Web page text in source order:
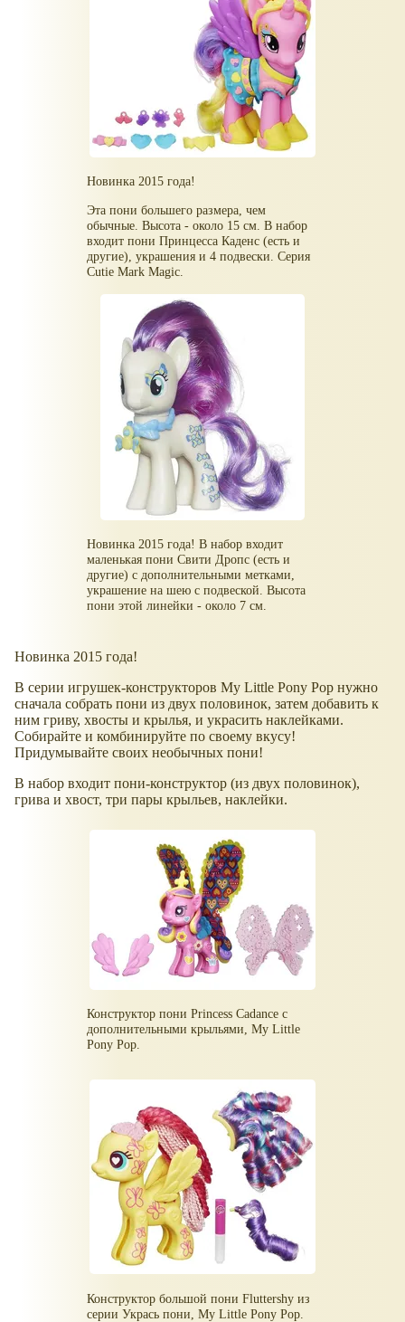
Новинка 2015 года!
Эта пони большего размера, чем
обычные. Высота - около 15 см. В набор
входит пони Принцесса Каденс (есть и
другие), украшения и 4 подвески. Серия
Cutie Mark Magic.
Новинка 2015 года! В набор входит
маленькая пони Свити Дропс (есть и
другие) с дополнительными метками,
украшение на шею с подвеской. Высота
пони этой линейки - около 7 см.
Новинка 2015 года!
В серии игрушек-конструкторов My Little Pony Pop нужно
сначала собрать пони из двух половинок, затем добавить к
ним гриву, хвосты и крылья, и украсить наклейками.
Собирайте и комбинируйте по своему вкусу!
Придумывайте своих необычных пони!
В набор входит пони-конструктор (из двух половинок),
грива и хвост, три пары крыльев, наклейки.
Конструктор пони Princess Cadance с
дополнительными крыльями, My Little
Pony Pop.
Конструктор большой пони Fluttershy из
серии Укрась пони, My Little Pony Pop.